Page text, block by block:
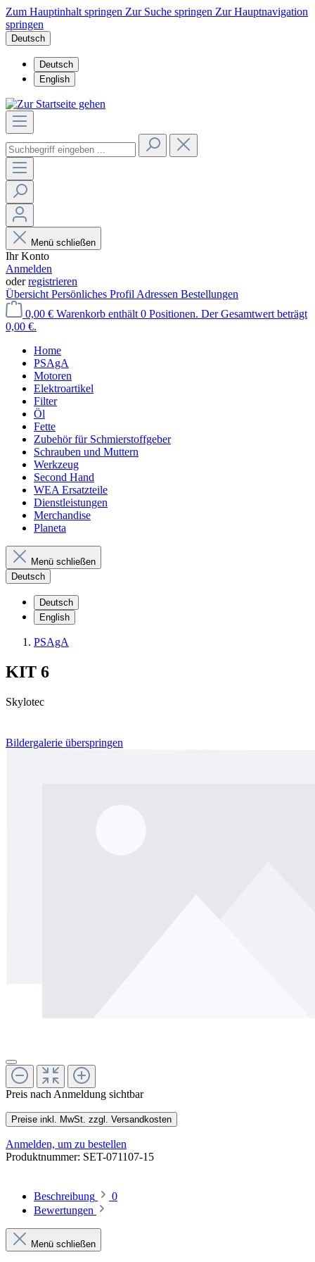
Zum Hauptinhalt springen Zur Suche springen Zur Hauptnavigation
springen
Deutsch
Deutsch
English
Menü schließen
Ihr Konto
Anmelden
oderregistrieren
Übersicht Persönliches Profil Adressen Bestellungen
0,00 € Warenkorb enthält 0 Positionen. Der Gesamtwert beträgt
0,00 €.
Home
PSAgA
Motoren
Elektroartikel
Filter
Öl
Fette
Zubehör für Schmierstoffgeber
Schrauben und Muttern
Werkzeug
Second Hand
WEA Ersatzteile
Dienstleistungen
Merchandise
Planeta
Menü schließen
Deutsch
Deutsch
English
PSAgA
KIT 6
Skylotec
Bildergalerie überspringen
Preis nach Anmeldung sichtbar
Preise inkl. MwSt. zzgl. Versandkosten
Anmelden, um zu bestellen
Produktnummer: SET-071107-15
Beschreibung
0
Bewertungen
Menü schließen